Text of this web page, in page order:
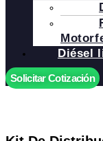
Diésel
Solicitar Cotización